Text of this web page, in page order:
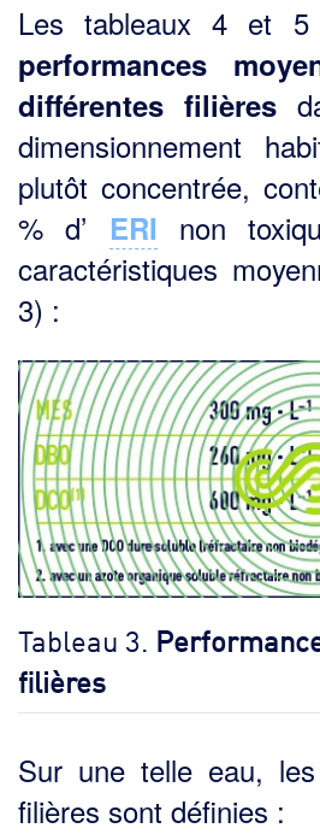
Les tableaux 4 et 5
performances
différentes filières
dimensionnement
plutôt concentrée,
% d’ ERI non
caractéristiques
3) :
Tableau 3.
filières
Sur une telle eau,
filières sont définies :